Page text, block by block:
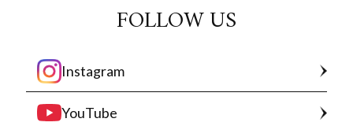
FOLLOW US
Instagram
YouTube